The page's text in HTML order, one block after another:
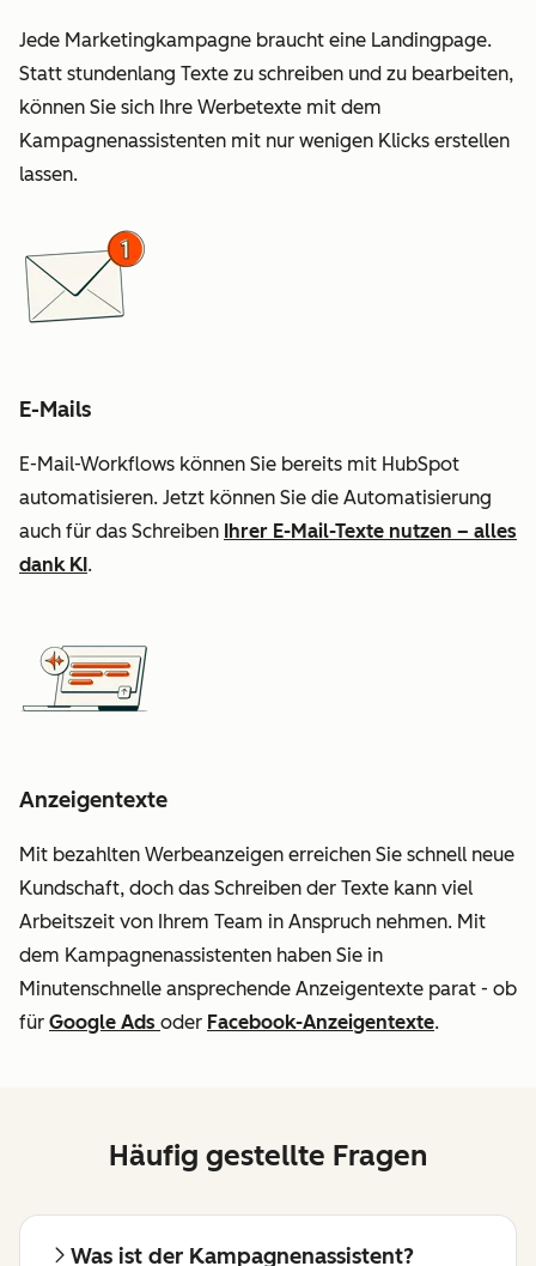
Jede Marketingkampagne braucht eine Landingpage.
Statt stundenlang Texte zu schreiben und zu bearbeiten,
können Sie sich Ihre Werbetexte mit dem
Kampagnenassistenten mit nur wenigen Klicks erstellen
lassen.
E-Mails
E-Mail-Workflows können Sie bereits mit HubSpot
automatisieren. Jetzt können Sie die Automatisierung
auch für das Schreiben Ihrer E-Mail-Texte nutzen – alles
dank KI.
Anzeigentexte
Mit bezahlten Werbeanzeigen erreichen Sie schnell neue
Kundschaft, doch das Schreiben der Texte kann viel
Arbeitszeit von Ihrem Team in Anspruch nehmen. Mit
dem Kampagnenassistenten haben Sie in
Minutenschnelle ansprechende Anzeigentexte parat - ob
für Google Ads oder Facebook-Anzeigentexte.
Häufig gestellte Fragen
Was ist der Kampagnenassistent?